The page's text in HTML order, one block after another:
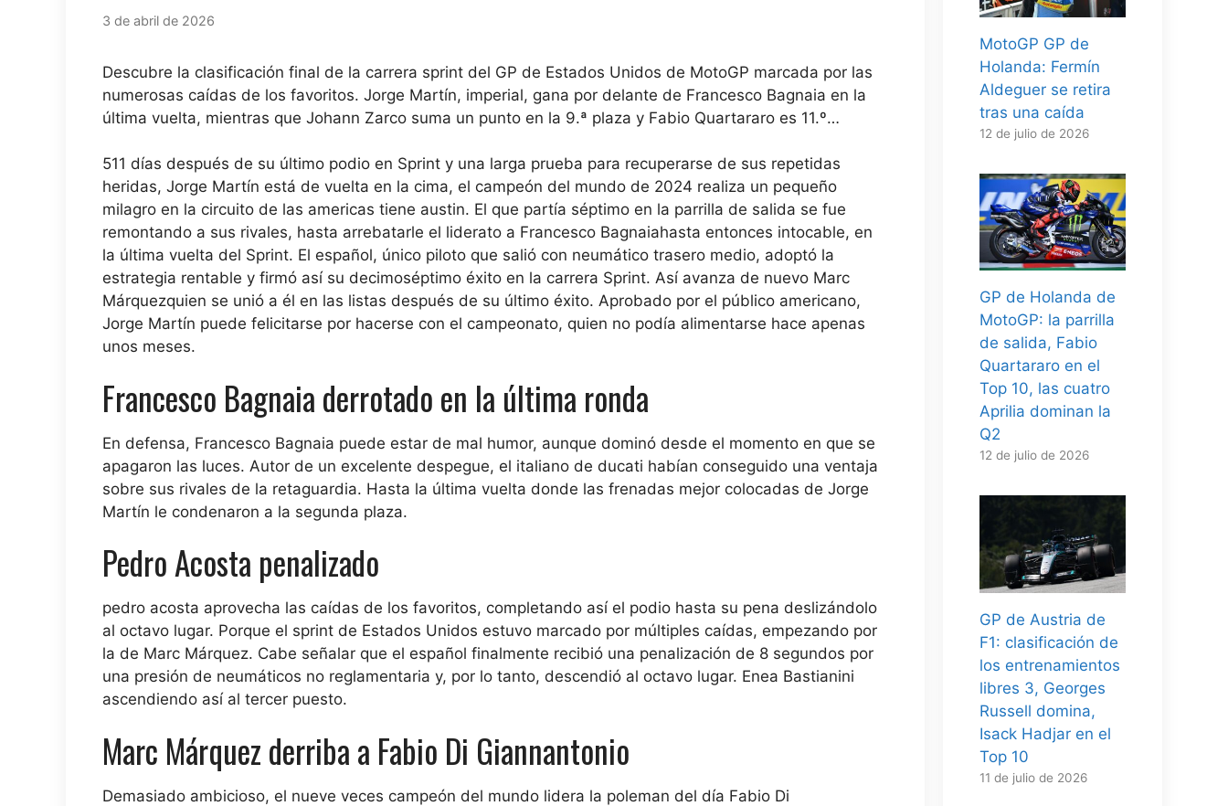
3 de abril de 2026
Descubre la clasificación final de la carrera sprint del GP de Estados Unidos de MotoGP marcada por las
numerosas caídas de los favoritos. Jorge Martín, imperial, gana por delante de Francesco Bagnaia en la
última vuelta, mientras que Johann Zarco suma un punto en la 9.ª plaza y Fabio Quartararo es 11.º…
511 días después de su último podio en Sprint y una larga prueba para recuperarse de sus repetidas
heridas, Jorge Martín está de vuelta en la cima, el campeón del mundo de 2024 realiza un pequeño
milagro en la circuito de las americas tiene austin. El que partía séptimo en la parrilla de salida se fue
remontando a sus rivales, hasta arrebatarle el liderato a Francesco Bagnaiahasta entonces intocable, en
la última vuelta del Sprint. El español, único piloto que salió con neumático trasero medio, adoptó la
estrategia rentable y firmó así su decimoséptimo éxito en la carrera Sprint. Así avanza de nuevo Marc
Márquezquien se unió a él en las listas después de su último éxito. Aprobado por el público americano,
Jorge Martín puede felicitarse por hacerse con el campeonato, quien no podía alimentarse hace apenas
unos meses.
Francesco Bagnaia derrotado en la última ronda
En defensa, Francesco Bagnaia puede estar de mal humor, aunque dominó desde el momento en que se
apagaron las luces. Autor de un excelente despegue, el italiano de ducati habían conseguido una ventaja
sobre sus rivales de la retaguardia. Hasta la última vuelta donde las frenadas mejor colocadas de Jorge
Martín le condenaron a la segunda plaza.
Pedro Acosta penalizado
pedro acosta aprovecha las caídas de los favoritos, completando así el podio hasta su pena deslizándolo
al octavo lugar. Porque el sprint de Estados Unidos estuvo marcado por múltiples caídas, empezando por
la de Marc Márquez. Cabe señalar que el español finalmente recibió una penalización de 8 segundos por
una presión de neumáticos no reglamentaria y, por lo tanto, descendió al octavo lugar. Enea Bastianini
ascendiendo así al tercer puesto.
Marc Márquez derriba a Fabio Di Giannantonio
Demasiado ambicioso, el nueve veces campeón del mundo lidera la poleman del día Fabio Di
MotoGP GP de
Holanda: Fermín
Aldeguer se retira
tras una caída
12 de julio de 2026
GP de Holanda de
MotoGP: la parrilla
de salida, Fabio
Quartararo en el
Top 10, las cuatro
Aprilia dominan la
Q2
12 de julio de 2026
GP de Austria de
F1: clasificación de
los entrenamientos
libres 3, Georges
Russell domina,
Isack Hadjar en el
Top 10
11 de julio de 2026